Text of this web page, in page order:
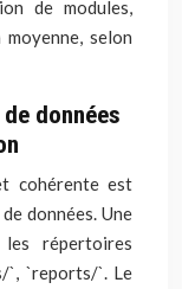
de modules,
selon
données
cohérente est
données. Une
répertoires
`, `reports/`. Le